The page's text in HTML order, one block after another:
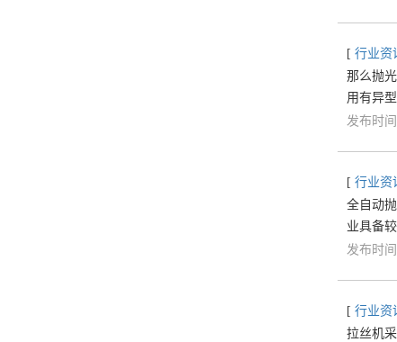
[ 行业资
那么抛
用有异
发布时
[ 行业资
全自动
业具备
发布时
[ 行业资
拉丝机